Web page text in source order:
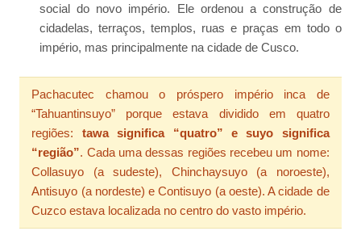
social do novo império. Ele ordenou a construção de
cidadelas, terraços, templos, ruas e praças em todo o
império, mas principalmente na cidade de Cusco.
Pachacutec chamou o próspero império inca de
“Tahuantinsuyo” porque estava dividido em quatro
regiões: tawa significa “quatro” e suyo significa
“região”. Cada uma dessas regiões recebeu um nome:
Collasuyo (a sudeste), Chinchaysuyo (a noroeste),
Antisuyo (a nordeste) e Contisuyo (a oeste). A cidade de
Cuzco estava localizada no centro do vasto império.